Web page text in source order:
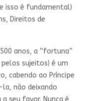
isso é fundamental)
Direitos de
anos, a “fortuna”
sujeitos) é um
cabendo ao Príncipe
não deixando
seu favor. Nunca é